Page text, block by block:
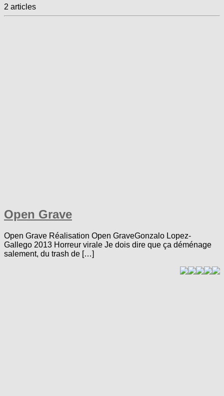
2 articles
Open Grave
Open Grave Réalisation Open GraveGonzalo Lopez-
Gallego 2013 Horreur virale Je dois dire que ça déménage
salement, du trash de […]